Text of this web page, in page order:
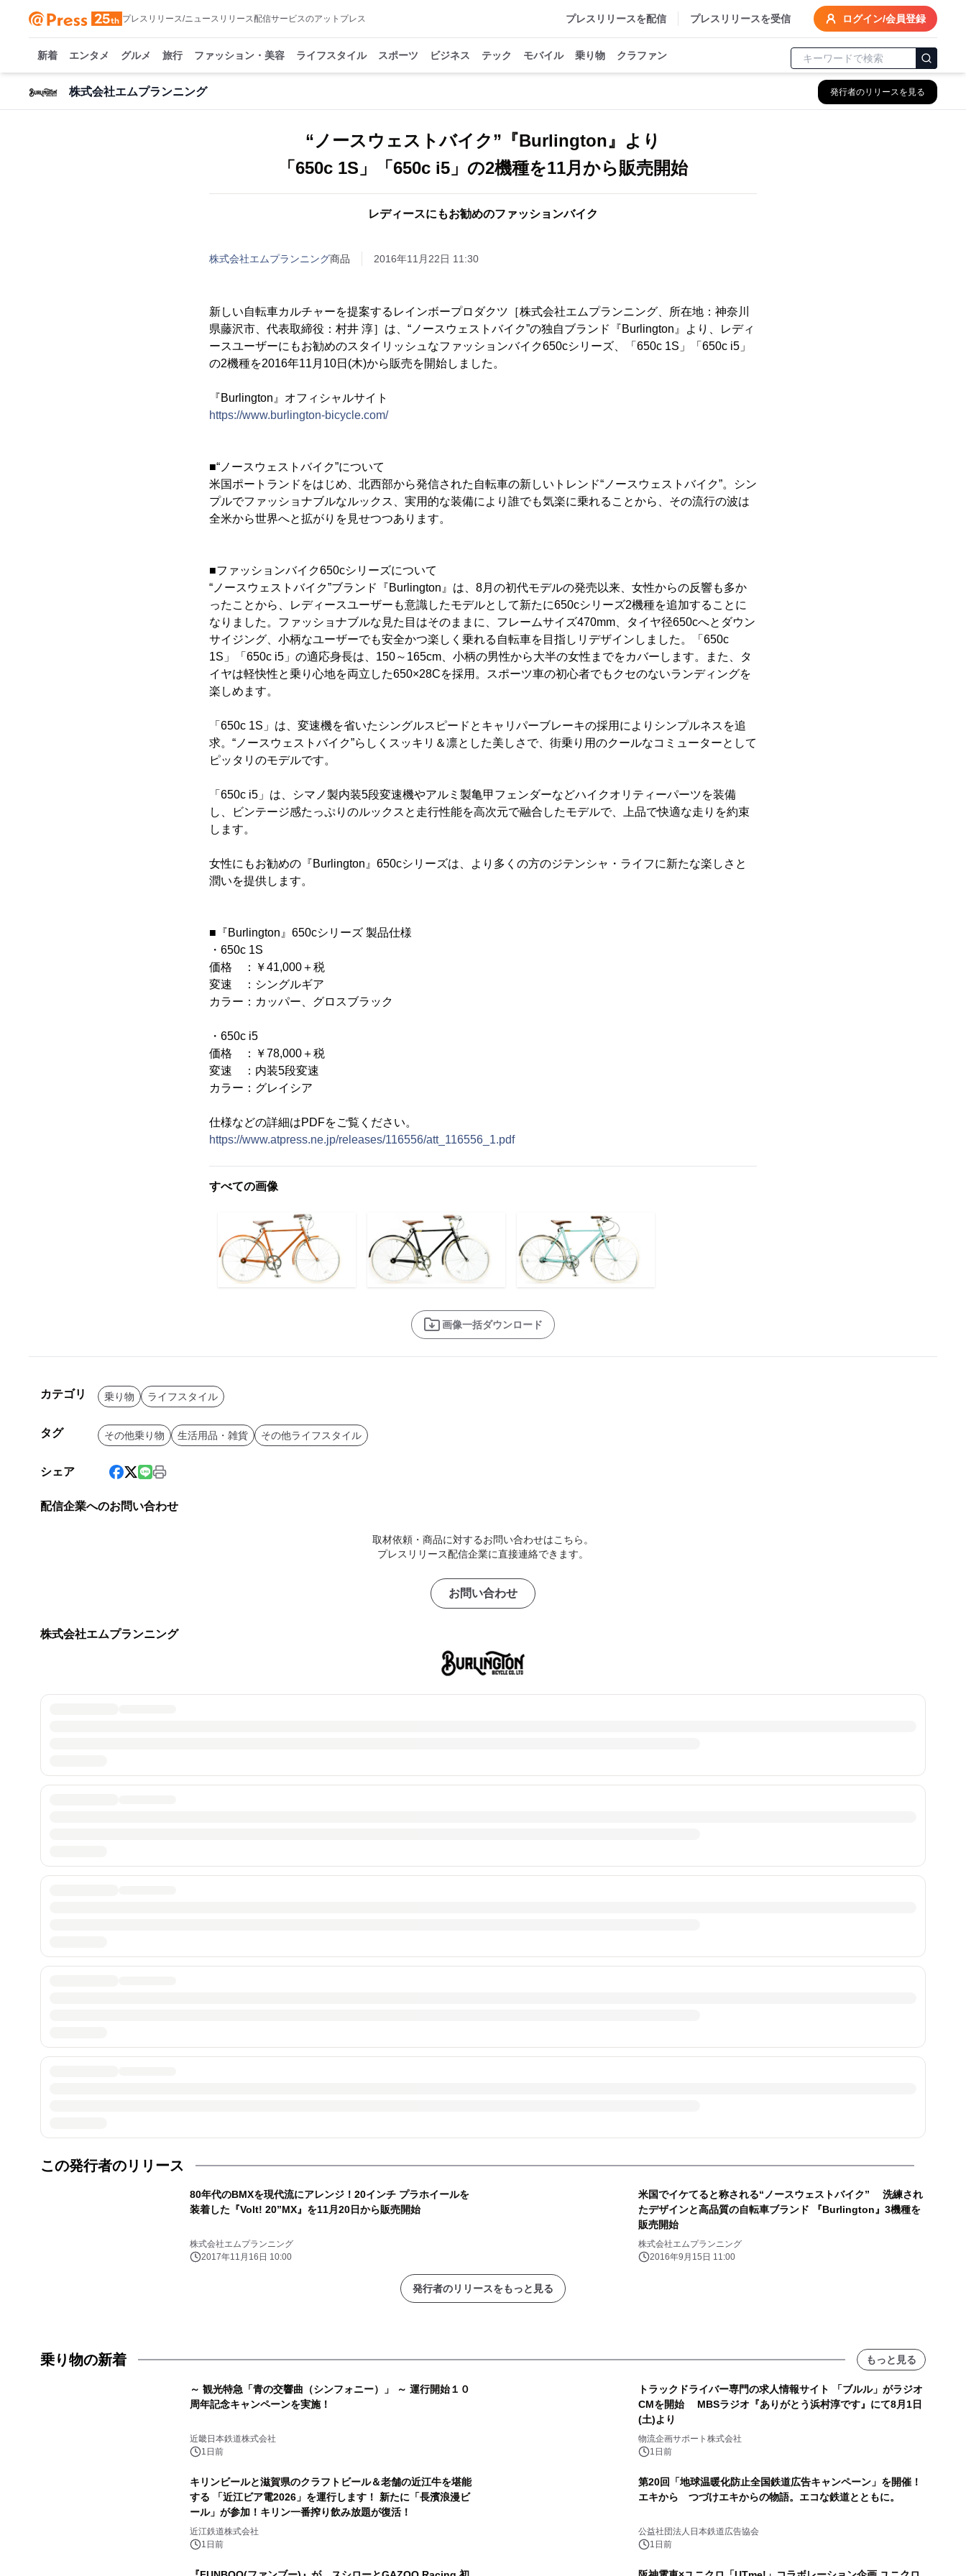
プレスリリース/ニュースリリース配信サービスのアットプレス プレスリリースを配信 プレスリリースを受信 ログイン/会員登録
新着 エンタメ グルメ 旅行 ファッション・美容 ライフスタイル スポーツ ビジネス テック モバイル 乗り物 クラファン
株式会社エムプランニング 発行者のリリースを見る
“ノースウェストバイク”『Burlington』より
「650c 1S」「650c i5」の2機種を11月から販売開始
レディースにもお勧めのファッションバイク
株式会社エムプランニング商品 2016年11月22日 11:30
新しい自転車カルチャーを提案するレインボープロダクツ［株式会社エムプランニング、所在地：神奈川
県藤沢市、代表取締役：村井 淳］は、“ノースウェストバイク”の独自ブランド『Burlington』より、レディ
ースユーザーにもお勧めのスタイリッシュなファッションバイク650cシリーズ、「650c 1S」「650c i5」
の2機種を2016年11月10日(木)から販売を開始しました。
『Burlington』オフィシャルサイト
https://www.burlington-bicycle.com/
■“ノースウェストバイク”について
米国ポートランドをはじめ、北西部から発信された自転車の新しいトレンド“ノースウェストバイク”。シン
プルでファッショナブルなルックス、実用的な装備により誰でも気楽に乗れることから、その流行の波は
全米から世界へと拡がりを見せつつあります。
■ファッションバイク650cシリーズについて
“ノースウェストバイク”ブランド『Burlington』は、8月の初代モデルの発売以来、女性からの反響も多か
ったことから、レディースユーザーも意識したモデルとして新たに650cシリーズ2機種を追加することに
なりました。ファッショナブルな見た目はそのままに、フレームサイズ470mm、タイヤ径650cへとダウン
サイジング、小柄なユーザーでも安全かつ楽しく乗れる自転車を目指しリデザインしました。「650c
1S」「650c i5」の適応身長は、150～165cm、小柄の男性から大半の女性までをカバーします。また、タ
イヤは軽快性と乗り心地を両立した650×28Cを採用。スポーツ車の初心者でもクセのないランディングを
楽しめます。
「650c 1S」は、変速機を省いたシングルスピードとキャリパーブレーキの採用によりシンプルネスを追
求。“ノースウェストバイク”らしくスッキリ＆凛とした美しさで、街乗り用のクールなコミューターとして
ピッタリのモデルです。
「650c i5」は、シマノ製内装5段変速機やアルミ製亀甲フェンダーなどハイクオリティーパーツを装備
し、ビンテージ感たっぷりのルックスと走行性能を高次元で融合したモデルで、上品で快適な走りを約束
します。
女性にもお勧めの『Burlington』650cシリーズは、より多くの方のジテンシャ・ライフに新たな楽しさと
潤いを提供します。
■『Burlington』650cシリーズ 製品仕様
・650c 1S
価格 ：￥41,000＋税
変速 ：シングルギア
カラー：カッパー、グロスブラック
・650c i5
価格 ：￥78,000＋税
変速 ：内装5段変速
カラー：グレイシア
仕様などの詳細はPDFをご覧ください。
https://www.atpress.ne.jp/releases/116556/att_116556_1.pdf
すべての画像
画像一括ダウンロード
カテゴリ 乗り物 ライフスタイル
タグ その他乗り物 生活用品・雑貨 その他ライフスタイル
シェア
配信企業へのお問い合わせ
取材依頼・商品に対するお問い合わせはこちら。
プレスリリース配信企業に直接連絡できます。
お問い合わせ
株式会社エムプランニング
この発行者のリリース
80年代のBMXを現代流にアレンジ！20インチ プラホイールを
装着した『Volt! 20”MX』を11月20日から販売開始
株式会社エムプランニング
2017年11月16日 10:00
米国でイケてると称される“ノースウェストバイク” 洗練され
たデザインと高品質の自転車ブランド 『Burlington』3機種を
販売開始
株式会社エムプランニング
2016年9月15日 11:00
発行者のリリースをもっと見る
乗り物の新着 もっと見る
～ 観光特急「青の交響曲（シンフォニー）」 ～ 運行開始１０
周年記念キャンペーンを実施！
近畿日本鉄道株式会社
1日前
トラックドライバー専門の求人情報サイト 「ブルル」がラジオ
CMを開始 MBSラジオ『ありがとう浜村淳です』にて8月1日
(土)より
物流企画サポート株式会社
1日前
キリンビールと滋賀県のクラフトビール＆老舗の近江牛を堪能
する 「近江ビア電2026」を運行します！ 新たに「長濱浪漫ビ
ール」が参加！キリン一番搾り飲み放題が復活！
近江鉄道株式会社
1日前
第20回「地球温暖化防止全国鉄道広告キャンペーン」を開催！
エキから つづけエキからの物語。エコな鉄道とともに。
公益社団法人日本鉄道広告協会
1日前